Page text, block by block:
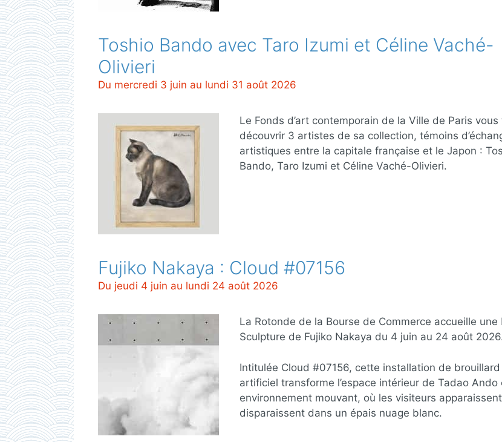
Toshio Bando avec Taro Izumi et Céline Vaché-
Olivieri
Du mercredi 3 juin au lundi 31 août 2026
Le Fonds d’art contemporain de la Ville de Paris vous
découvrir 3 artistes de sa collection, témoins
artistiques entre la capitale française et le Japon :
Bando, Taro Izumi et Céline Vaché-Olivieri.
Fujiko Nakaya : Cloud #07156
Du jeudi 4 juin au lundi 24 août 2026
La Rotonde de la Bourse de Commerce accueille une
Sculpture de Fujiko Nakaya du 4 juin au 24 août
Intitulée Cloud #07156, cette installation de brouillard
artificiel transforme l’espace intérieur de Tadao Ando
environnement mouvant, où les visiteurs
disparaissent dans un épais nuage blanc.